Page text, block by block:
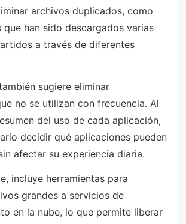
archivos duplicados, como
han sido descargados varias
a través de diferentes
sugiere eliminar
no se utilizan con frecuencia. Al
del uso de cada aplicación,
decidir qué aplicaciones pueden
afectar su experiencia diaria.
incluye herramientas para
grandes a servicios de
en la nube, lo que permite liberar